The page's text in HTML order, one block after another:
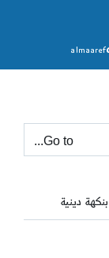
Go to...
دينية